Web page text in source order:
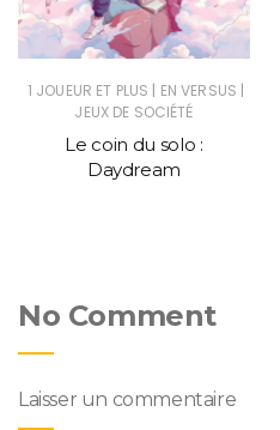
1 JOUEUR ET PLUS | EN VERSUS |
JEUX DE SOCIÉTÉ
Le coin du solo :
Daydream
No Comment
Laisser un commentaire